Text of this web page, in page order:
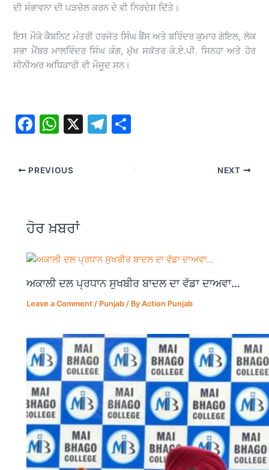
ਦੀ ਸੰਭਾਵਨਾ ਦੀ ਪੜਚੋਲ ਕਰਨ ਦੇ ਵੀ ਨਿਰਦੇਸ਼ ਦਿੱਤੇ।
ਇਸ ਮੌਕੇ ਕੈਬਨਿਟ ਮੰਤਰੀ ਹਰਜੋਤ ਸਿੰਘ ਬੈਂਸ ਅਤੇ ਬਰਿੰਦਰ ਕੁਮਾਰ ਗੋਇਲ, ਲੋਕ
ਸਭਾ ਮੈਂਬਰ ਮਾਲਵਿੰਦਰ ਸਿੰਘ ਕੰਗ, ਮੁੱਖ ਸਕੱਤਰ ਕੇ.ਏ.ਪੀ. ਸਿਨਹਾ ਅਤੇ ਹੋਰ
ਸੀਨੀਅਰ ਅਧਿਕਾਰੀ ਵੀ ਮੌਜੂਦ ਸਨ।
F
c
o
o
k
W
at
p
p
X
T
ar
e
PREVIOUS NEXT
ਹੋਰ ਖ਼ਬਰਾਂ
ਅਕਾਲੀ ਦਲ ਪ੍ਰਧਾਨ ਸੁਖਬੀਰ ਬਾਦਲ ਦਾ ਵੱਡਾ ਦਾਅਵਾ…
Leave a Comment / Punjab / ByAction Punjab